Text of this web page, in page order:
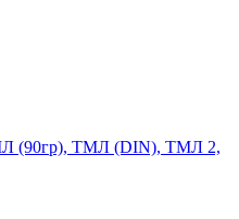
(90гр), ТМЛ (DIN), ТМЛ 2,